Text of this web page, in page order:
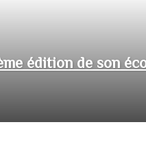
édition de son